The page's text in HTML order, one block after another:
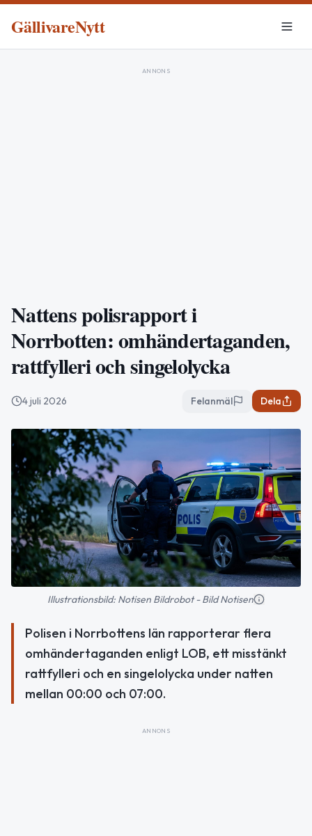
GällivareNytt
ANNONS
Nattens polisrapport i
Norrbotten: omhändertaganden,
rattfylleri och singelolycka
4 juli 2026 Felanmäl Dela
Illustrationsbild: Notisen Bildrobot - Bild Notisen
Polisen i Norrbottens län rapporterar flera
omhändertaganden enligt LOB, ett misstänkt
rattfylleri och en singelolycka under natten
mellan 00:00 och 07:00.
ANNONS